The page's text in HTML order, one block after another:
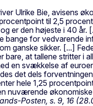
Ulrike Bie, avisens
til 2,5
er den højeste i 40 år.
bange for vedvarende
ganske sikker. [...]
bare, at tallene stritter i
en svækkelse af
det dels
hele 1,25
nuværende
Posten, s. 9, 16